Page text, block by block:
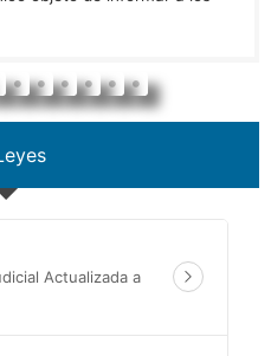
Actualizada a